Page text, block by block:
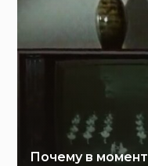
Почему в